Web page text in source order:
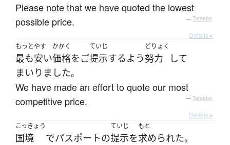
Please note that we have quoted the lowest
possible price.
— Tatoeba
Details ▸
もっと
最も
やす
安い
かかく
価格をご
ていじ
提示するよう
どりょく
努力
して
まいりました。
We have made an effort to quote our most
competitive price.
— Tatoeba
Details ▸
こっきょう
国境 でパスポートの
ていじ
提示を
もと
求められた。